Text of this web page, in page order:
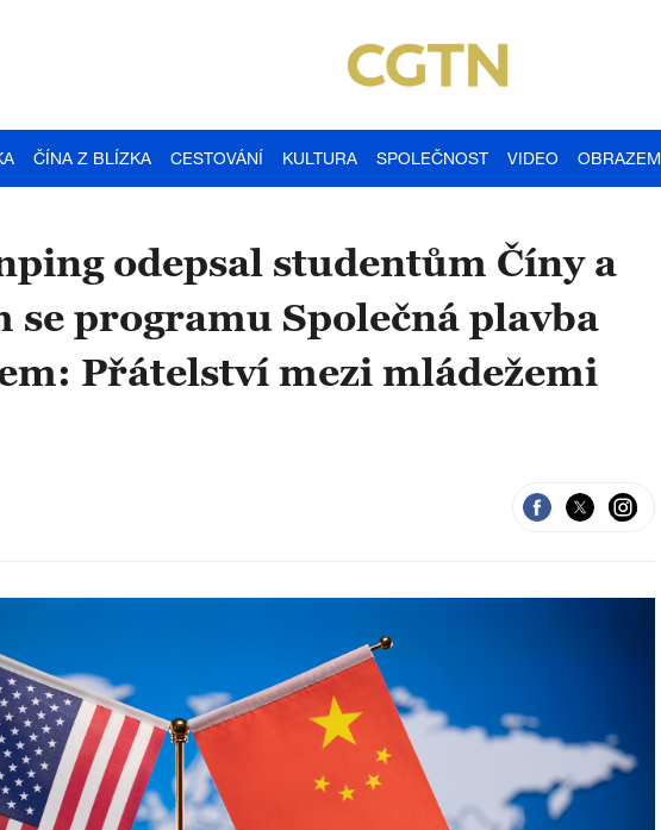
ČÍNA Z BLÍZKA CESTOVÁNÍ KULTURA SPOLEČNOST VIDEO OBRAZEM
odepsal studentům Číny a
se programu Společná plavba
Přátelství mezi mládežemi